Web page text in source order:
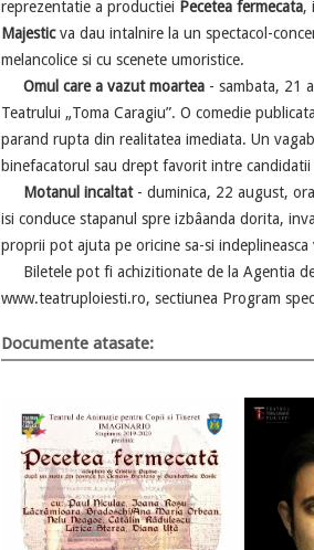
reprezentatie a productiei Pecetea fermecata,
Majesticva dau intalnire la un spectacol-
melancolice si cu scenete umoristice.
Omul care a vazut moartea - sambata, 21
Teatrului „Toma Caragiu”. O comedie
parand rupta din realitatea imediata. Un
binefacatorul sau drept favorit intre
Motanul incaltat- duminica, 22 august,
isi conduce stapanul spre izbâanda dorita,
proprii pot ajuta pe oricine sa-si indeplineasca
Biletele pot fi achizitionate de la Agentia
www.teatruploiesti.ro, sectiunea Program
Documente atasate: